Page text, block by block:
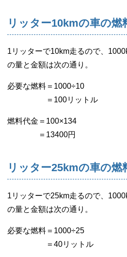
リッター10kmの車の燃
1リッターで10km走るので、
の量と金額は次の通り。
必要な燃料＝1000÷10
＝100リットル
燃料代金＝100×134
＝13400円
リッター25kmの車の燃
1リッターで25km走るので、
の量と金額は次の通り。
必要な燃料＝1000÷25
＝40リットル